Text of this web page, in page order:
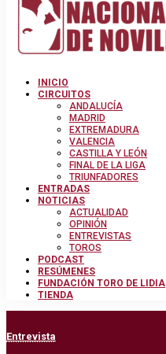
INICIO
CIRCUITOS
ANDALUCÍA
MADRID
EXTREMADURA
VALENCIA
CASTILLA Y LEÓN
FINAL DE LA LIGA
TRIUNFADORES
ENTRADAS
NOTICIAS
ACTUALIDAD
OPINIÓN
ENTREVISTAS
TOROS
PODCAST
RESÚMENES
FUNDACIÓN TORO DE LIDIA
TIENDA
Entrevista